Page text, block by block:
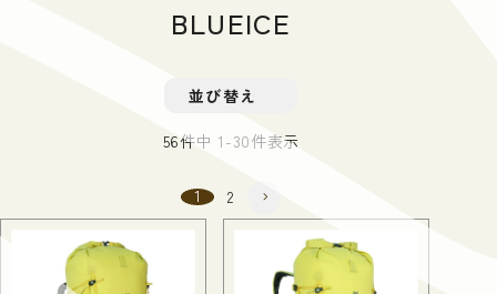
BLUEICE
並び替え
56件中 1 -30件表示
1 2